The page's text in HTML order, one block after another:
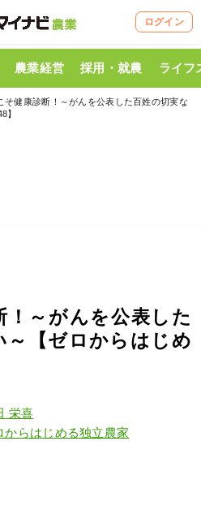
ログイン
農業経営 採用・就農 ライフ
そ健康診断！～がんを公表した百姓の切実な
】
！～がんを公表した
～【ゼロからはじめ
栄喜
からはじめる独立農家